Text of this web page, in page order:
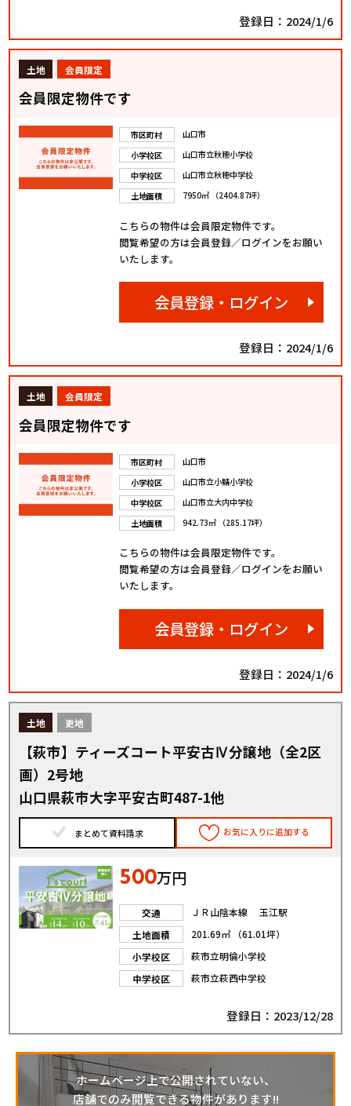
登録日：2024/1/6
土地 会員限定
会員限定物件です
市区町村
山口市
小学校区
山口市立秋穂小学校
中学校区
山口市立秋穂中学校
土地面積
7950㎡ （2404.87坪）
こちらの物件は会員限定物件です。
閲覧希望の方は会員登録／ログインをお願い
いたします。
会員登録・ログイン
登録日：2024/1/6
土地 会員限定
会員限定物件です
市区町村
山口市
小学校区
山口市立小鯖小学校
中学校区
山口市立大内中学校
土地面積
942.73㎡ （285.17坪）
こちらの物件は会員限定物件です。
閲覧希望の方は会員登録／ログインをお願い
いたします。
会員登録・ログイン
登録日：2024/1/6
土地 更地
【萩市】ティーズコート平安古Ⅳ分譲地（全2区
画）2号地
山口県萩市大字平安古町487-1他
まとめて資料請求 お気に入りに追加する
500万円
交通
ＪＲ山陰本線 玉江駅
土地面積
201.69㎡ （61.01坪）
小学校区
萩市立明倫小学校
中学校区
萩市立萩西中学校
登録日：2023/12/28
ホームページ上で公開されていない、
店舗でのみ閲覧できる物件があります!!